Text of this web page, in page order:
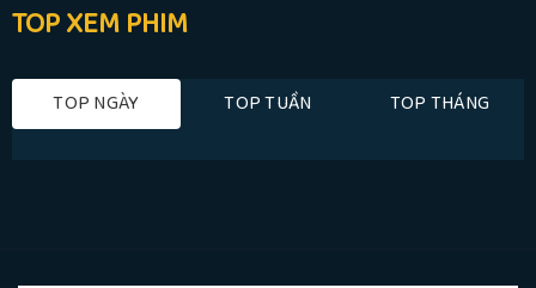
TOP XEM PHIM
TOP NGÀY TOP TUẦN TOP THÁNG